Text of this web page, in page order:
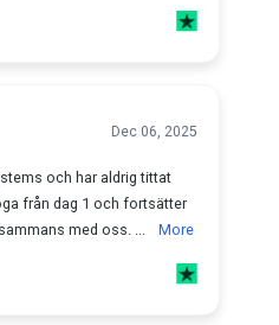
Dec 06, 2025
och har aldrig tittat
från dag 1 och fortsätter
med oss. ...
More